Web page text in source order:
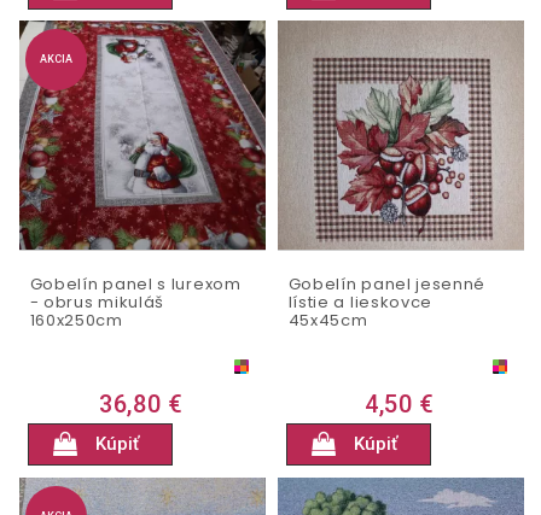
AKCIA
Gobelín panel s lurexom
- obrus mikuláš
160x250cm
36,80 €
Kúpiť
Gobelín panel jesenné
lístie a lieskovce
45x45cm
4,50 €
Kúpiť